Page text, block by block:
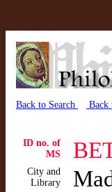
Back to Search Back
ID no. of
MS
City and
Library